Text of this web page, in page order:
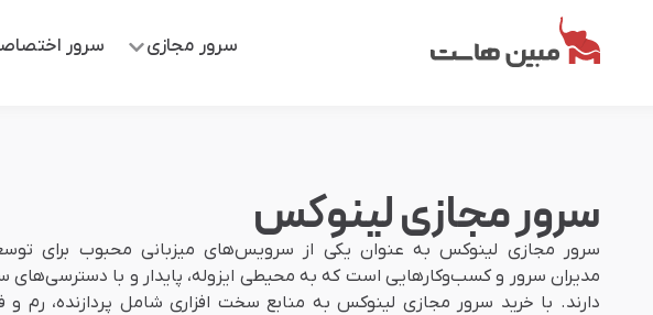
سرور مجازی سرور
سرور مجازی لینوکس
سرور مجازی لینوکس به عنوان یکی از سرویس‌های میزبانی محبوب برای
مدیران سرور و کسب‌وکارهایی است که به محیطی ایزوله، پایدار و با دسترسی‌های
دارند. با خرید سرور مجازی لینوکس به منابع سخت افزاری شامل پردازنده، رم